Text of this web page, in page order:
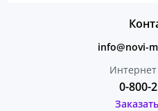
info@novi-
0-800-